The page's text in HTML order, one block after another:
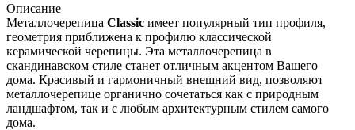
Описание
Металлочерепица Classic имеет популярный тип профиля,
геометрия приближена к профилю классической
керамической черепицы. Эта металлочерепица в
скандинавском стиле станет отличным акцентом Вашего
дома. Красивый и гармоничный внешний вид, позволяют
металлочерепице органично сочетаться как с природным
ландшафтом, так и с любым архитектурным стилем самого
дома.